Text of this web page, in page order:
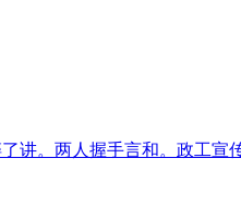
讲。两人握手言和。政工